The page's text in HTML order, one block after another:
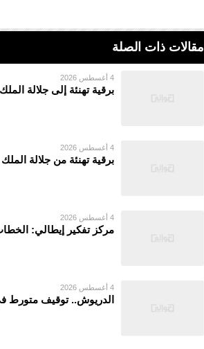
مقالات ذات الصلة
4 أغسطس 2026
برقية تهنئة إلى جلالة
4 أغسطس 2026
برقية تهنئة من جلالة
4 أغسطس 2026
مركز تفكير إيطالي:
4 أغسطس 2026
الدريوش.. توقيف متورط